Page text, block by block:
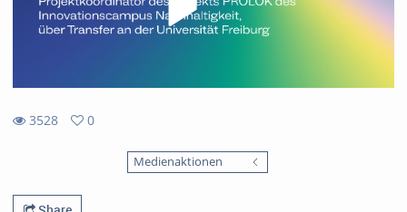
3528
0
Medienaktionen